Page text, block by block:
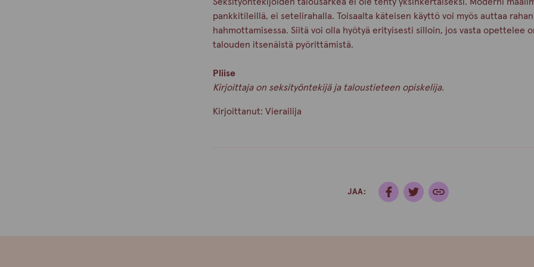
Seksityöntekijöiden talousarkea ei ole tehty yksinkertaiseksi. Moderni
pankkitileillä, ei setelirahalla. Toisaalta käteisen käyttö voi myös auttaa rahan
hahmottamisessa. Siitä voi olla hyötyä erityisesti silloin, jos vasta opettelee
talouden itsenäistä pyörittämistä.
Pliise
Kirjoittaja on seksityöntekijä ja taloustieteen opiskelija.
Kirjoittanut: Vierailija
JAA: